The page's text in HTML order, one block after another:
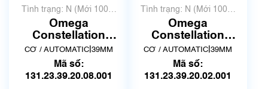
Tình trạng: N (Mới 100%
chưa qua sử dụng)
Omega
Constellation
131.23.39.20.08.001
| New Full box
CƠ / AUTOMATIC| 39MM
Mã số:
131.23.39.20.08.001
Tình trạng: N (Mới 100%
chưa qua sử dụng)
Omega
Constellation
131.23.39.20.02.001
| New Full box
CƠ / AUTOMATIC| 39MM
Mã số:
131.23.39.20.02.001